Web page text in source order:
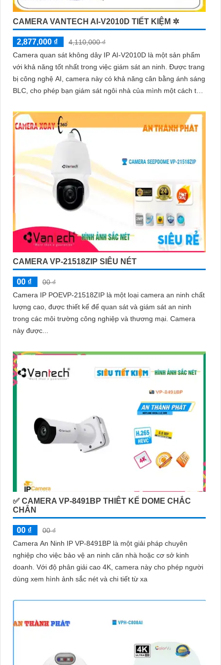
CAMERA VANTECH AI-V2010D TIẾT KIỆM ✲
2,877,000 ₫
4,110,000 ₫
Camera quan sát không dây IP AI-V2010D là một sản phẩm
với khả năng tốt nhất trong việc giám sát an ninh. Được trang
bị công nghệ AI, camera này có khả năng cân bằng ánh sáng
BLC, cho phép bạn giám sát ngôi nhà của mình một cách tốt
CAMERA VP-21518ZIP SIÊU NÉT
00 ₫
00 ₫
Camera IP POEVP-21518ZIP là một loại camera an ninh chất
lượng cao, được thiết kế để quan sát và giám sát an ninh
trong các môi trường công nghiệp và thương mại. Camera
này được...
✅ CAMERA VP-8491BP THIÊT KẾ DOME CHẮC
CHẮN
00 ₫
00 ₫
Camera An Ninh IP VP-8491BP là một giải pháp chuyên
nghiệp cho việc bảo vệ an ninh căn nhà hoặc cơ sở kinh
doanh. Với độ phân giải cao 4K, camera này cho phép người
dùng xem hình ảnh sắc nét và chi tiết từ xa